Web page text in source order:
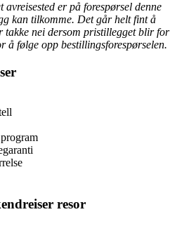
er på forespørsel denne
kan tilkomme. Det går helt fint å
takke nei dersom pristillegget blir for
å følge opp bestillingsforespørselen.
resor